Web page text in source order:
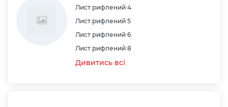
Лист рифлений 4
Лист рифлений 5
Лист рифлений 6
Лист рифлений 8
Дивитись всі